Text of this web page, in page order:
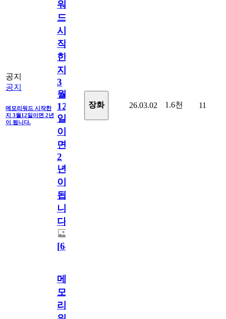
공지
공지
메모리워드 시작한
지 3월12일이면 2년
이 됩니다.
워
드
시
작
한
지
3
월
12
일
이
면
2
년
이
됩
니
다.
[64
장화 26.03.02 1.6천 11
메
모
리